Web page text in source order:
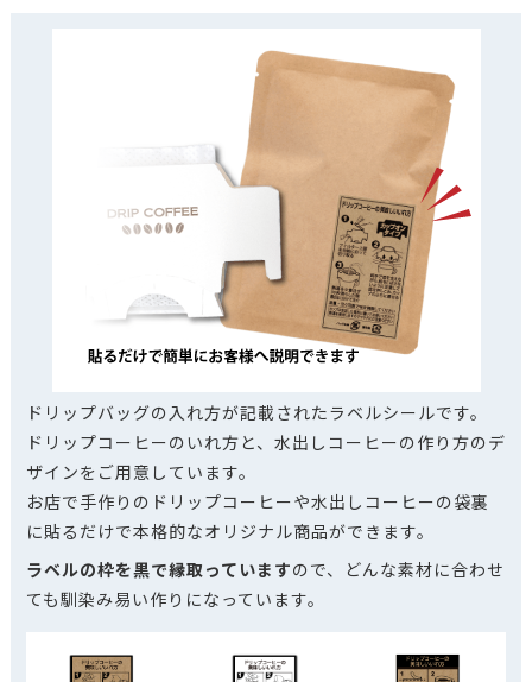
ドリップバッグの入れ方が記載されたラベルシールです。
ドリップコーヒーのいれ方と、水出しコーヒーの作り方のデ
ザインをご用意しています。
お店で手作りのドリップコーヒーや水出しコーヒーの袋裏
に貼るだけで本格的なオリジナル商品ができます。
ラベルの枠を黒で縁取っていますので、どんな素材に合わせ
ても馴染み易い作りになっています。